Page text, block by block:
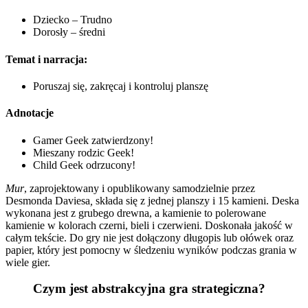
Dziecko – Trudno
Dorosły – średni
Temat i narracja:
Poruszaj się, zakręcaj i kontroluj planszę
Adnotacje
Gamer Geek zatwierdzony!
Mieszany rodzic Geek!
Child Geek odrzucony!
Mur, zaprojektowany i opublikowany samodzielnie przez
Desmonda Daviesa składa się z jednej planszy i 15 kamieni. Deska
wykonana jest z grubego drewna, a kamienie to polerowane
kamienie w kolorach czerni, bieli i czerwieni. Doskonała jakość w
całym tekście. Do gry nie jest dołączony długopis lub ołówek oraz
papier, który jest pomocny w śledzeniu wyników podczas grania w
wiele gier.
Czym jest abstrakcyjna gra strategiczna?